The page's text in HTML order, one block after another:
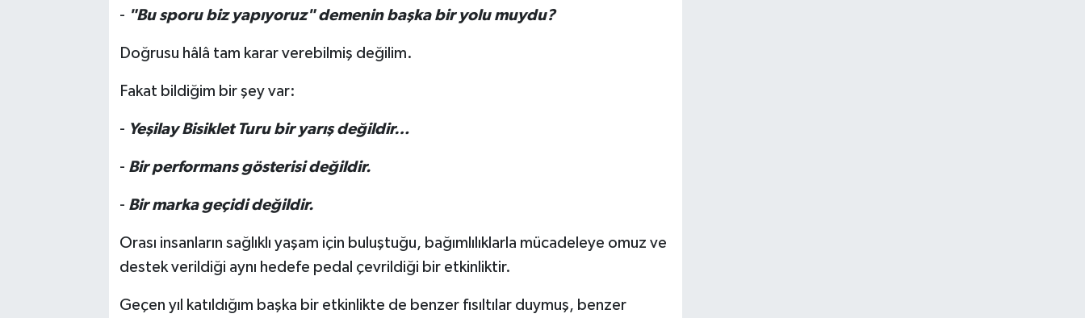
- "Bu sporu biz yapıyoruz" demenin başka bir yolu muydu?
Doğrusu hâlâ tam karar verebilmiş değilim.
Fakat bildiğim bir şey var:
- Yeşilay Bisiklet Turu bir yarış değildir…
- Bir performans gösterisi değildir.
- Bir marka geçidi değildir.
Orası insanların sağlıklı yaşam için buluştuğu, bağımlılıklarla mücadeleye omuz ve
destek verildiği aynı hedefe pedal çevrildiği bir etkinliktir.
Geçen yıl katıldığım başka bir etkinlikte de benzer fısıltılar duymuş, benzer